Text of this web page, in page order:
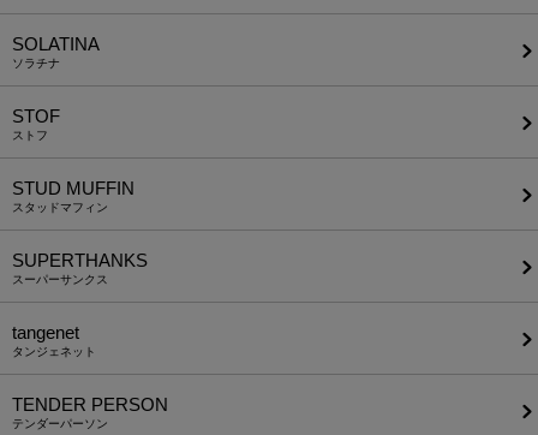
SOLATINA
ソラチナ
STOF
ストフ
STUD MUFFIN
スタッドマフィン
SUPERTHANKS
スーパーサンクス
tangenet
タンジェネット
TENDER PERSON
テンダーパーソン